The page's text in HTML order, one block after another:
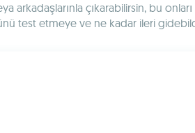
arkadaşlarınla çıkarabilirsin, bu
test etmeye ve ne kadar ileri